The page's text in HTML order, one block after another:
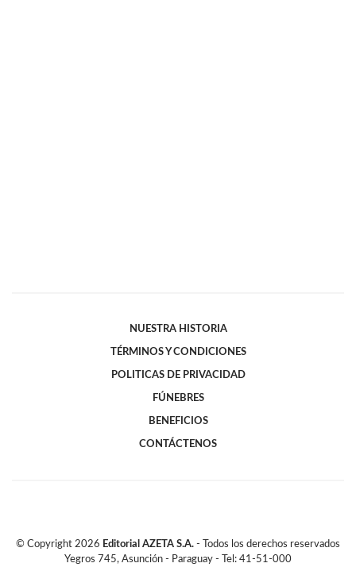
NUESTRA HISTORIA
TÉRMINOS Y CONDICIONES
POLITICAS DE PRIVACIDAD
FÚNEBRES
BENEFICIOS
CONTÁCTENOS
© Copyright 2026 Editorial AZETA S.A. - Todos los derechos reservados
Yegros 745, Asunción - Paraguay - Tel: 41-51-000